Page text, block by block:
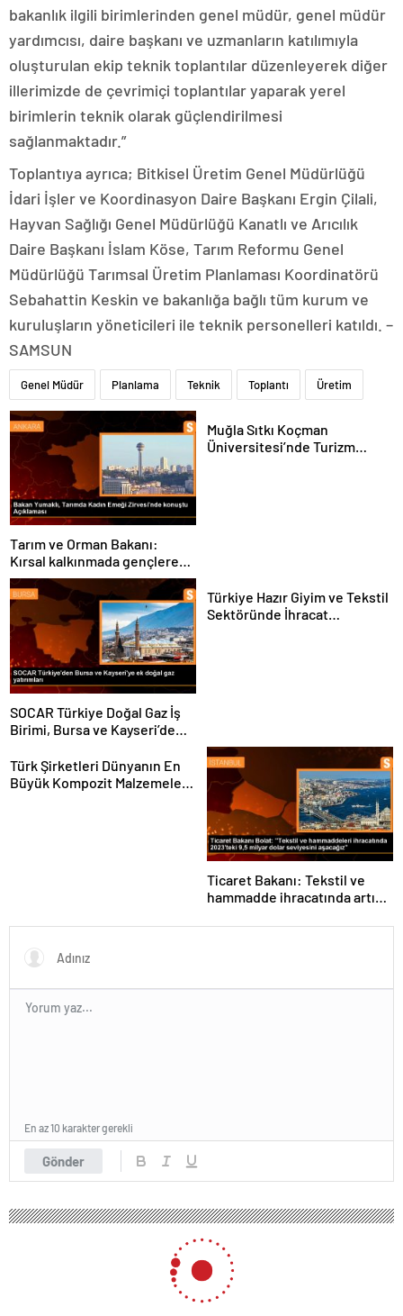
bakanlık ilgili birimlerinden genel müdür, genel müdür
yardımcısı, daire başkanı ve uzmanların katılımıyla
oluşturulan ekip teknik toplantılar düzenleyerek diğer
illerimizde de çevrimiçi toplantılar yaparak yerel
birimlerin teknik olarak güçlendirilmesi
sağlanmaktadır.”
Toplantıya ayrıca; Bitkisel Üretim Genel Müdürlüğü
İdari İşler ve Koordinasyon Daire Başkanı Ergin Çilali,
Hayvan Sağlığı Genel Müdürlüğü Kanatlı ve Arıcılık
Daire Başkanı İslam Köse, Tarım Reformu Genel
Müdürlüğü Tarımsal Üretim Planlaması Koordinatörü
Sebahattin Keskin ve bakanlığa bağlı tüm kurum ve
kuruluşların yöneticileri ile teknik personelleri katıldı. –
SAMSUN
Genel Müdür Planlama Teknik Toplantı Üretim
Tarım ve Orman Bakanı:
Kırsal kalkınmada gençlere
ve kadınlara pozitif ayrımcılık
yapıyoruz
Muğla Sıtkı Koçman
Üniversitesi’nde Turizm
SOCAR Türkiye Doğal Gaz İş
Birimi, Bursa ve Kayseri’de
Türkiye Hazır Giyim ve Tekstil
Sektöründe İhracat
Türk Şirketleri Dünyanın En
Büyük Kompozit Malzemeler
Ticaret Bakanı: Tekstil ve
hammadde ihracatında artış
Gönder
En az 10 karakter gerekli